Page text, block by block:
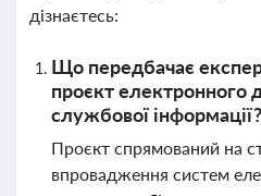
дізнаєтесь:
Що передбачає
проєкт електронного
службової інформації?
Проєкт спрямований на
впровадження систем